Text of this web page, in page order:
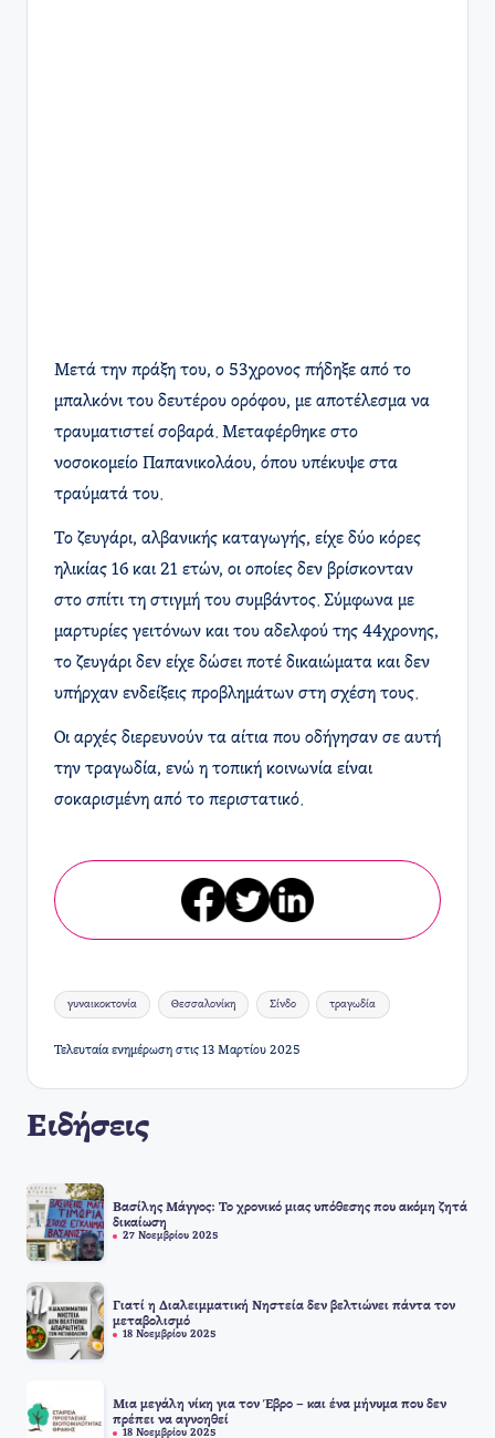
Μετά την πράξη του, ο 53χρονος πήδηξε από το
μπαλκόνι του δευτέρου ορόφου, με αποτέλεσμα να
τραυματιστεί σοβαρά. Μεταφέρθηκε στο
νοσοκομείο Παπανικολάου, όπου υπέκυψε στα
τραύματά του.
Το ζευγάρι, αλβανικής καταγωγής, είχε δύο κόρες
ηλικίας 16 και 21 ετών, οι οποίες δεν βρίσκονταν
στο σπίτι τη στιγμή του συμβάντος. Σύμφωνα με
μαρτυρίες γειτόνων και του αδελφού της 44χρονης,
το ζευγάρι δεν είχε δώσει ποτέ δικαιώματα και δεν
υπήρχαν ενδείξεις προβλημάτων στη σχέση τους.
Οι αρχές διερευνούν τα αίτια που οδήγησαν σε αυτή
την τραγωδία, ενώ η τοπική κοινωνία είναι
σοκαρισμένη από το περιστατικό.
Ετικέτες:
γυναικοκτονία Θεσσαλονίκη Σίνδο τραγωδία
Τελευταία ενημέρωση στις 13 Μαρτίου 2025
Ειδήσεις
Βασίλης Μάγγος: Το χρονικό μιας υπόθεσης που ακόμη ζητά
δικαίωση
27 Νοεμβρίου 2025
Γιατί η Διαλειμματική Νηστεία δεν βελτιώνει πάντα τον
μεταβολισμό
18 Νοεμβρίου 2025
Μια μεγάλη νίκη για τον Έβρο – και ένα μήνυμα που δεν
πρέπει να αγνοηθεί
18 Νοεμβρίου 2025